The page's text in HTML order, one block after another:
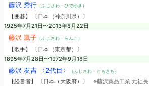
藤沢 秀行（ふじさわ・ひでゆき）
【囲碁】 〔日本（神奈川県）〕
1925年7月21日〜2013年8月22日
藤沢 嵐子（ふじさわ・らんこ）
【歌手】 〔日本（東京都）〕
1895年7月28日〜1972年9月18日
藤沢 友吉 〈2代目〉 （ふじさわ・ともきち）
【経営者】 〔日本（大阪府）〕 ※藤沢薬品工業 元社長